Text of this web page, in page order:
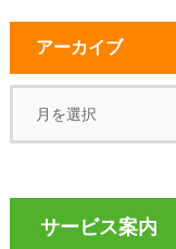
アーカイブ
サービス案内